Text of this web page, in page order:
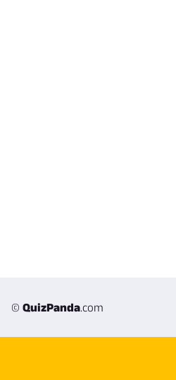
© QuizPanda.com